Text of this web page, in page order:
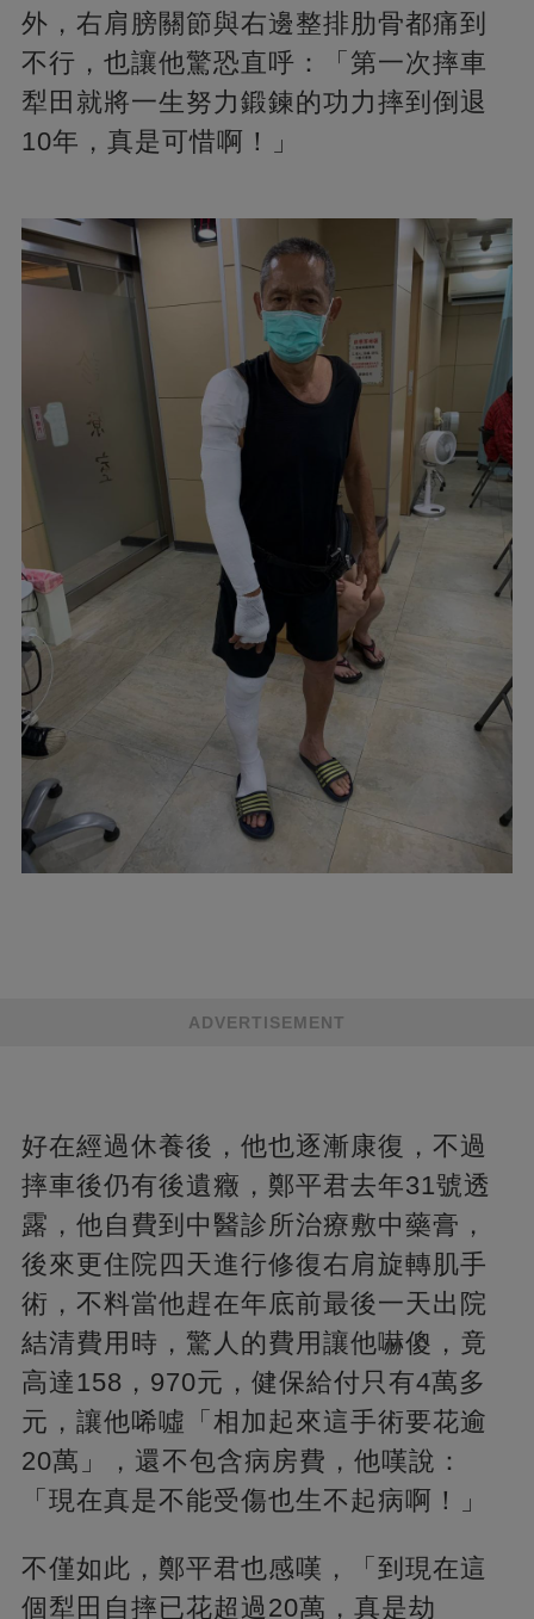
外，右肩膀關節與右邊整排肋骨都痛到
不行，也讓他驚恐直呼：「第一次摔車
犁田就將一生努力鍛鍊的功力摔到倒退
10年，真是可惜啊！」
ADVERTISEMENT
好在經過休養後，他也逐漸康復，不過
摔車後仍有後遺癥，鄭平君去年31號透
露，他自費到中醫診所治療敷中藥膏，
後來更住院四天進行修復右肩旋轉肌手
術，不料當他趕在年底前最後一天出院
結清費用時，驚人的費用讓他嚇傻，竟
高達158，970元，健保給付只有4萬多
元，讓他唏噓「相加起來這手術要花逾
20萬」，還不包含病房費，他嘆說：
「現在真是不能受傷也生不起病啊！」
不僅如此，鄭平君也感嘆，「到現在這
個犁田自摔已花超過20萬，真是劫